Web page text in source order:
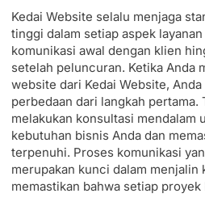
Kedai Website selalu menjaga
tinggi dalam setiap aspek
komunikasi awal dengan klien
setelah peluncuran. Ketika Anda
website dari Kedai Website, Anda
perbedaan dari langkah pertama.
melakukan konsultasi mendalam
kebutuhan bisnis Anda dan
terpenuhi. Proses komunikasi
merupakan kunci dalam menjalin
memastikan bahwa setiap proyek